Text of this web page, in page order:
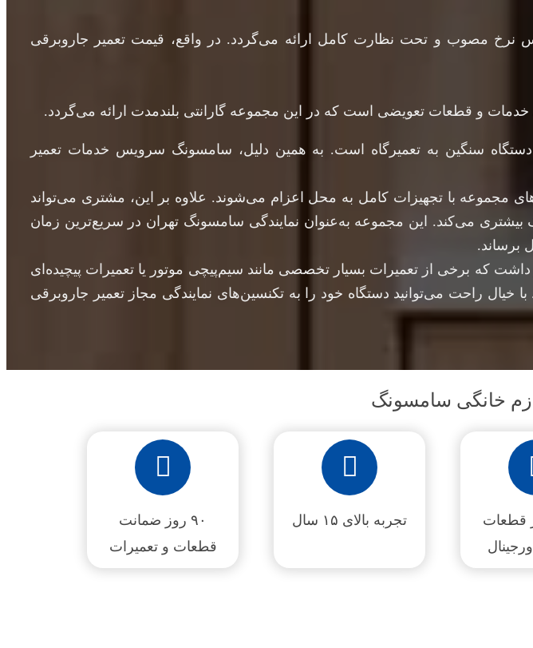
نرخ مصوب و تحت نظارت کامل ارائه می‌گردد. در واقع، قیمت تعمیر جاروبرقی
خدمات و قطعات تعویضی است که در این مجموعه گارانتی بلندمدت ارائه می‌گردد.
سنگین به تعمیرگاه است. به همین دلیل، سامسونگ سرویس خدمات تعمیر
مجموعه با تجهیزات کامل به محل اعزام می‌شوند. علاوه بر این، مشتری می‌تواند
می‌کند. این مجموعه به‌عنوان نمایندگی سامسونگ تهران در سریع‌ترین زمان
برساند.
که برخی از تعمیرات بسیار تخصصی مانند سیم‌پیچی موتور یا تعمیرات پیچیده‌ای
راحت می‌توانید دستگاه خود را به تکنسین‌های نمایندگی مجاز تعمیر جاروبرقی
خانگی سامسونگ
قطعات
تجربه بالای ۱۵ سال
۹۰ روز ضمانت
قطعات و تعمیرات